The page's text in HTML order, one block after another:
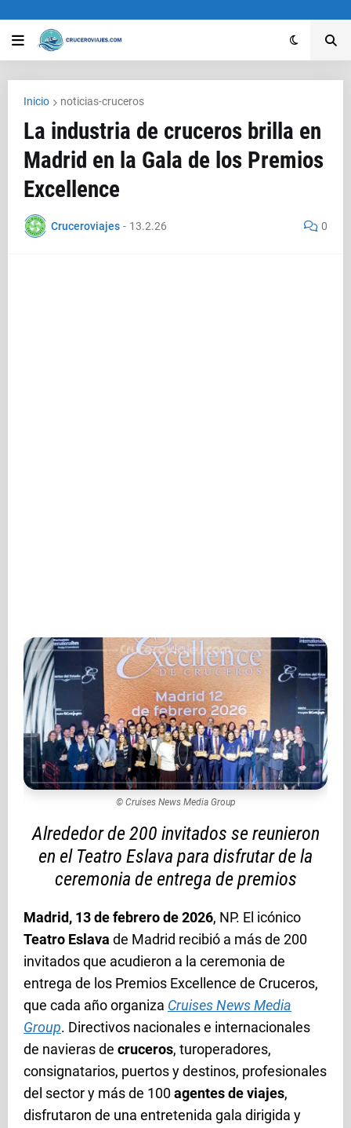
Inicio noticias-cruceros
La industria de cruceros brilla en
Madrid en la Gala de los Premios
Excellence
Cruceroviajes - 13.2.26 0
© Cruises News Media Group
Alrededor de 200 invitados se reunieron
en el Teatro Eslava para disfrutar de la
ceremonia de entrega de premios
Madrid, 13 de febrero de 2026, NP. El icónico
Teatro Eslava de Madrid recibió a más de 200
invitados que acudieron a la ceremonia de
entrega de los Premios Excellence de Cruceros,
que cada año organiza Cruises News Media
Group. Directivos nacionales e internacionales
de navieras de cruceros, turoperadores,
consignatarios, puertos y destinos, profesionales
del sector y más de 100agentes de viajes,
disfrutaron de una entretenida gala dirigida y